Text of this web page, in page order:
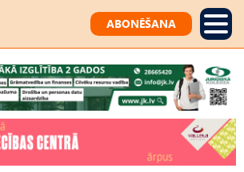
ABONĒŠANA